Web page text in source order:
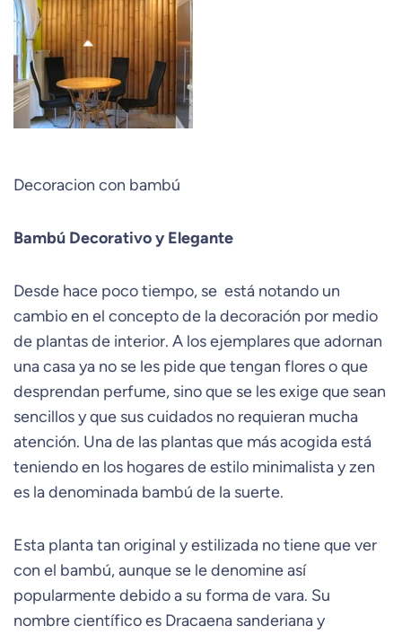
Decoracion con bambú
Bambú Decorativo y Elegante
Desde hace poco tiempo, se está notando un
cambio en el concepto de la decoración por medio
de plantas de interior. A los ejemplares que adornan
una casa ya no se les pide que tengan flores o que
desprendan perfume, sino que se les exige que sean
sencillos y que sus cuidados no requieran mucha
atención. Una de las plantas que más acogida está
teniendo en los hogares de estilo minimalista y zen
es la denominada bambú de la suerte.
Esta planta tan original y estilizada no tiene que ver
con el bambú, aunque se le denomine así
popularmente debido a su forma de vara. Su
nombre científico es Dracaena sanderiana y